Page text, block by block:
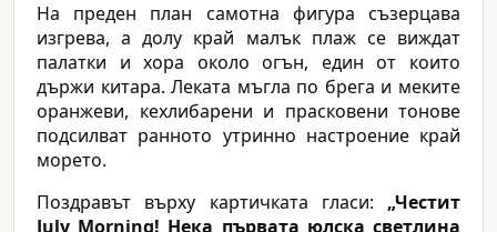
На преден план самотна фигура съзерцава
изгрева, а долу край малък плаж се виждат
палатки и хора около огън, един от които
държи китара. Леката мъгла по брега и меките
оранжеви, кехлибарени и прасковени тонове
подсилват ранното утринно настроение край
морето.
Поздравът върху картичката гласи: „Честит
July Morning! Нека първата юлска светлина